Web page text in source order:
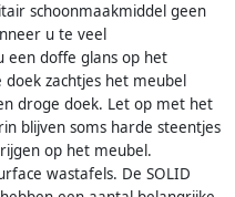
schoonmaakmiddel geen
u te veel
een doffe glans op het
zachtjes het meubel
droge doek. Let op met het
blijven soms harde steentjes
op het meubel.
wastafels. De SOLID